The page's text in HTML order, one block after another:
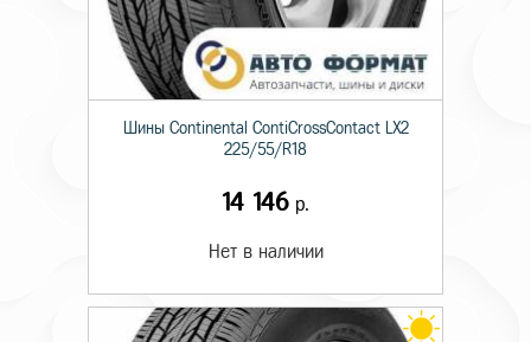
Шины Continental ContiCrossContact LX2
225/55/R18
14 146 р.
Нет в наличии